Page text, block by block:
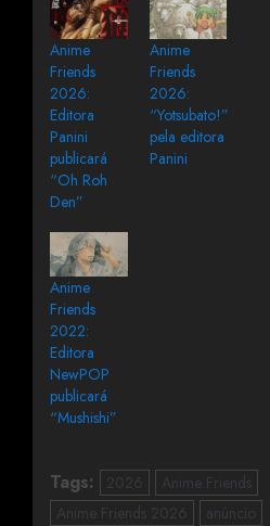
Anime
Friends
2026:
Editora
Panini
publicará
“Oh Roh
Den”
Anime
Friends
2026:
“Yotsubato!”
pela editora
Panini
Anime
Friends
2022:
Editora
NewPOP
publicará
“Mushishi”
Tags: 2026
Anime Friends
Anime Friends 2026
anúncio